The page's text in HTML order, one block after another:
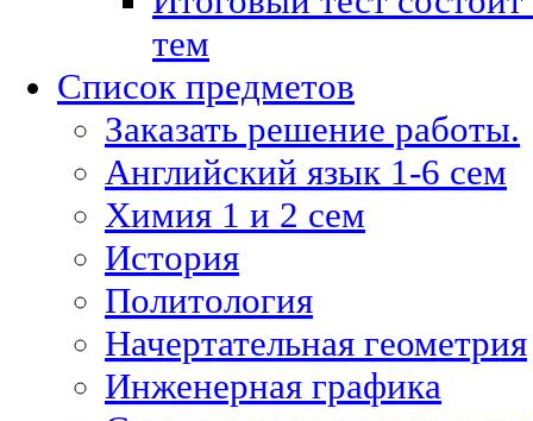
тем
Список предметов
Заказать решение работы.
Английский язык 1-6 сем
Химия 1 и 2 сем
История
Политология
Начертательная геометрия
Инженерная графика